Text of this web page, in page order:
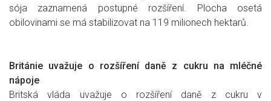
sója zaznamená postupné rozšíření. Plocha osetá
obilovinami se má stabilizovat na 119 milionech hektarů.
Británie uvažuje o rozšíření daně z cukru na mléčné
nápoje
Britská vláda uvažuje o rozšíření daně z cukru v